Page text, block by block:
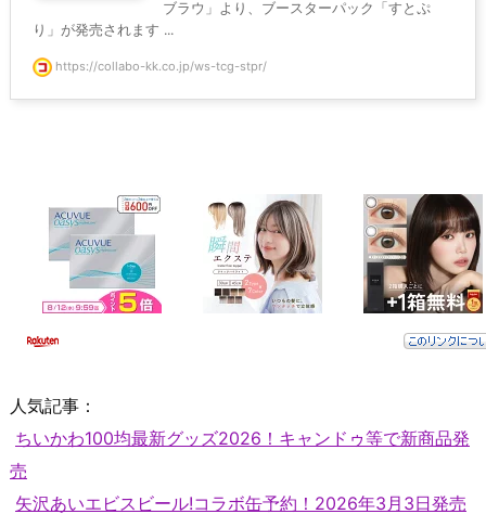
ブラウ」より、ブースターパック「すとぷ
り」が発売されます ...
https://collabo-kk.co.jp/ws-tcg-stpr/
人気記事：
ちいかわ100均最新グッズ2026！キャンドゥ等で新商品発
売
矢沢あいエビスビール!コラボ缶予約！2026年3月3日発売